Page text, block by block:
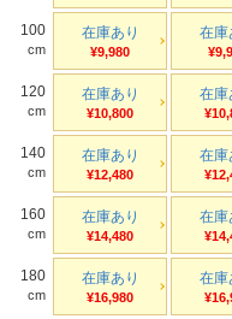
100
cm
在庫あり
¥9,980
在庫
120
cm
在庫あり
¥10,800
在庫
140
cm
在庫あり
¥12,480
在庫
160
cm
在庫あり
¥14,480
在庫
180
cm
在庫あり
¥16,980
在庫